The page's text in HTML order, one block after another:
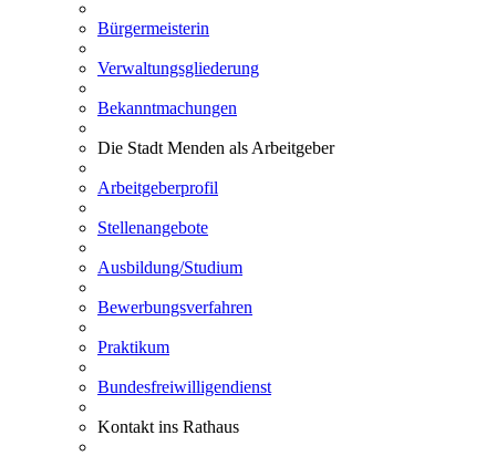
Bürgermeisterin
Verwaltungsgliederung
Bekanntmachungen
Die Stadt Menden als Arbeitgeber
Arbeitgeberprofil
Stellenangebote
Ausbildung/Studium
Bewerbungsverfahren
Praktikum
Bundesfreiwilligendienst
Kontakt ins Rathaus